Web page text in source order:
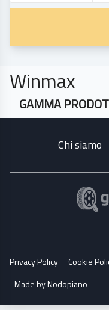
Winmax
GAMMA
Chi siamo
Privacy Policy Cookie
Made by Nodopiano